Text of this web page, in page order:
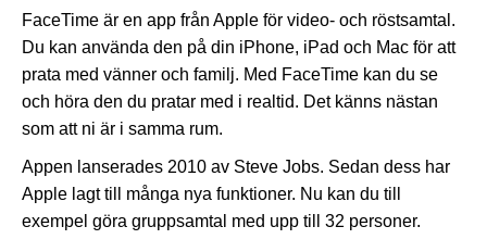
FaceTime är en app från Apple för video- och röstsamtal.
Du kan använda den på din iPhone, iPad och Mac för att
prata med vänner och familj. Med FaceTime kan du se
och höra den du pratar med i realtid. Det känns nästan
som att ni är i samma rum.
Appen lanserades 2010 av Steve Jobs. Sedan dess har
Apple lagt till många nya funktioner. Nu kan du till
exempel göra gruppsamtal med upp till 32 personer.